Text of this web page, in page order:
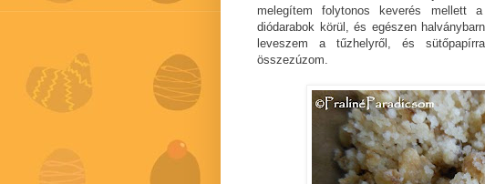
melegítem folytonos keverés mellett
diódarabok körül, és egészen
leveszem a tűzhelyről, és
összezúzom.